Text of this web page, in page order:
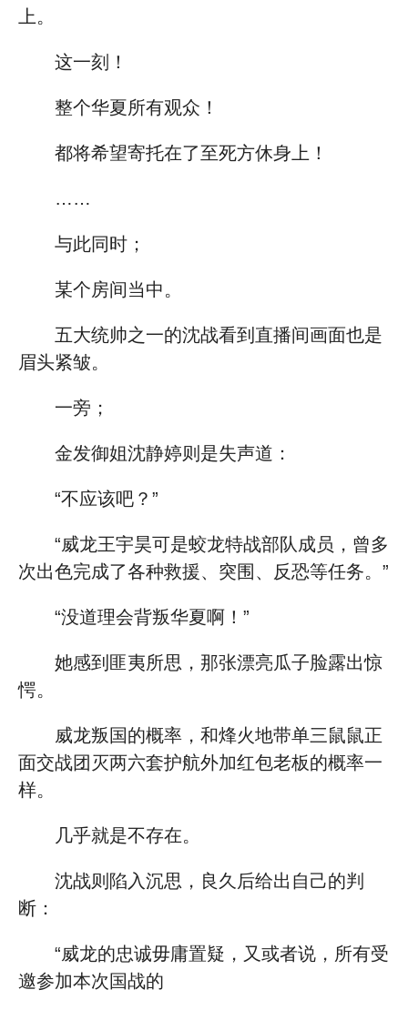
上。
这一刻！
整个华夏所有观众！
都将希望寄托在了至死方休身上！
……
与此同时；
某个房间当中。
五大统帅之一的沈战看到直播间画面也是
眉头紧皱。
一旁；
金发御姐沈静婷则是失声道：
“不应该吧？”
“威龙王宇昊可是蛟龙特战部队成员，曾多
次出色完成了各种救援、突围、反恐等任务。”
“没道理会背叛华夏啊！”
她感到匪夷所思，那张漂亮瓜子脸露出惊
愕。
威龙叛国的概率，和烽火地带单三鼠鼠正
面交战团灭两六套护航外加红包老板的概率一
样。
几乎就是不存在。
沈战则陷入沉思，良久后给出自己的判
断：
“威龙的忠诚毋庸置疑，又或者说，所有受
邀参加本次国战的